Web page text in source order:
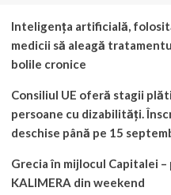
Inteligența artificială,
medicii să aleagă
bolile cronice
Consiliul UE oferă stagii
persoane cu dizabilități.
deschise până pe 15
Grecia în mijlocul Capitalei
KALIMERA din weekend